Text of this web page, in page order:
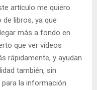
artículo me quiero
libros, ya que
más a fondo en
que ver vídeos
rápidamente, y ayudan
también, sin
la información